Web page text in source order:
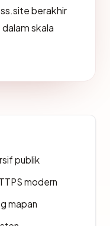
berakhir
dalam skala
publik
modern
mapan